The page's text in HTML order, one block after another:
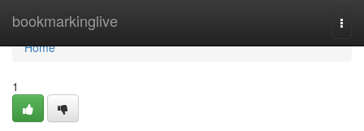
bookmarkinglive
Home
Home
1